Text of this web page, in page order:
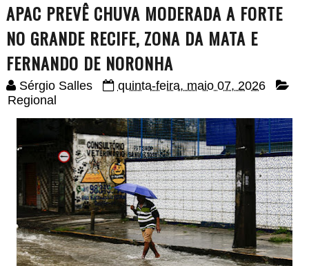
APAC PREVÊ CHUVA MODERADA A FORTE
NO GRANDE RECIFE, ZONA DA MATA E
FERNANDO DE NORONHA
Sérgio Salles
quinta-feira, maio 07, 2026
Regional